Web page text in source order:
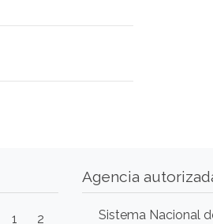
1 2
Agencia
Sistema Nacional